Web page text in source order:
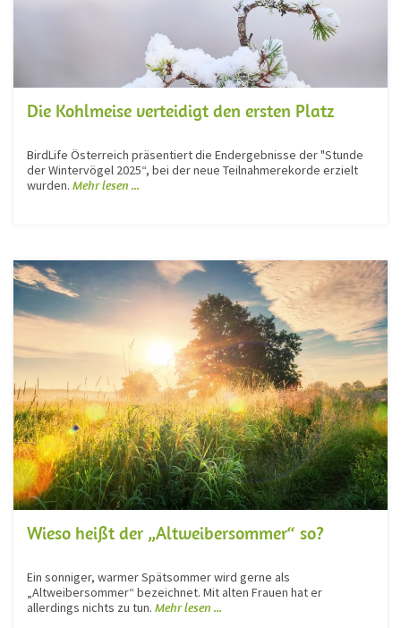
Die Kohlmeise verteidigt den ersten Platz
BirdLife Österreich präsentiert die Endergebnisse der "Stunde
der Wintervögel 2025“, bei der neue Teilnahmerekorde erzielt
wurden. Mehr lesen ...
Wieso heißt der „Altweibersommer“ so?
Ein sonniger, warmer Spätsommer wird gerne als
„Altweibersommer“ bezeichnet. Mit alten Frauen hat er
allerdings nichts zu tun. Mehr lesen ...